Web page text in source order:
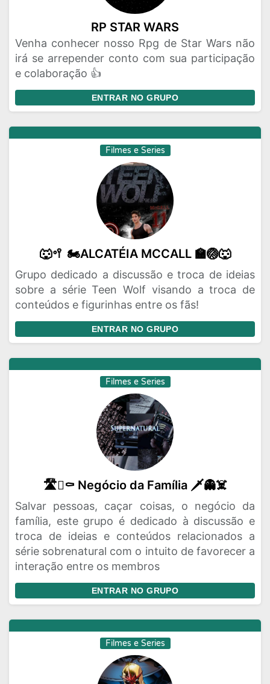
RP STAR WARS
Venha conhecer nosso Rpg de Star Wars não
irá se arrepender conto com sua participação
e colaboração 👍
ENTRAR NO GRUPO
Filmes e Series
🐺🥍 🏍️ALCATÉIA MCCALL 🏫🏐🐺
Grupo dedicado a discussão e troca de ideias
sobre a série Teen Wolf visando a troca de
conteúdos e figurinhas entre os fãs!
ENTRAR NO GRUPO
Filmes e Series
🛣️🪏⚰️ Negócio da Família 🗡️👻☠️
Salvar pessoas, caçar coisas, o negócio da
família, este grupo é dedicado à discussão e
troca de ideias e conteúdos relacionados a
série sobrenatural com o intuito de favorecer a
interação entre os membros
ENTRAR NO GRUPO
Filmes e Series